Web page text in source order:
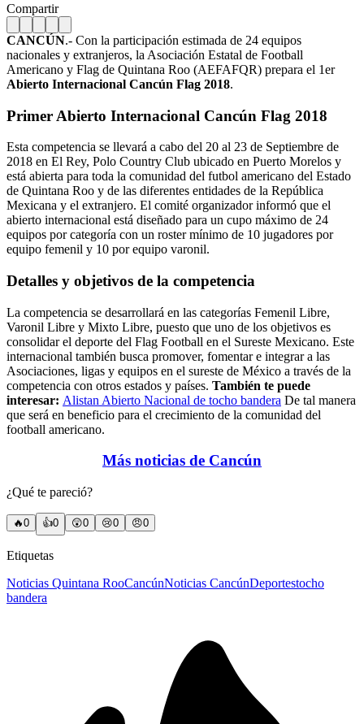
Compartir
CANCÚN.- Con la participación estimada de 24 equipos
nacionales y extranjeros, la Asociación Estatal de Football
Americano y Flag de Quintana Roo (AEFAFQR) prepara el 1er
Abierto Internacional Cancún Flag 2018.
Primer Abierto Internacional Cancún Flag 2018
Esta competencia se llevará a cabo del 20 al 23 de Septiembre de
2018 en El Rey, Polo Country Club ubicado en Puerto Morelos y
está abierta para toda la comunidad del futbol americano del Estado
de Quintana Roo y de las diferentes entidades de la República
Mexicana y el extranjero. El comité organizador informó que el
abierto internacional está diseñado para un cupo máximo de 24
equipos por categoría con un roster mínimo de 10 jugadores por
equipo femenil y 10 por equipo varonil.
Detalles y objetivos de la competencia
La competencia se desarrollará en las categorías Femenil Libre,
Varonil Libre y Mixto Libre, puesto que uno de los objetivos es
consolidar el deporte del Flag Football en el Sureste Mexicano. Este
internacional también busca promover, fomentar e integrar a las
Asociaciones, ligas y equipos en el sureste de México a través de la
competencia con otros estados y países. También te puede
interesar: Alistan Abierto Nacional de tocho bandera De tal manera
que será en beneficio para el crecimiento de la comunidad del
football americano.
Más noticias de Cancún
¿Qué te pareció?
🔥0 👍0 😲0 😢0 😠0
Etiquetas
Noticias Quintana RooCancúnNoticias CancúnDeportestocho
bandera